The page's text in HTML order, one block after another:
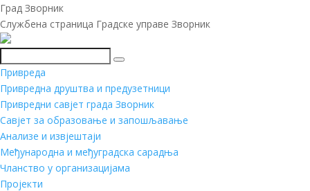
Град Зворник
Службена страница Градске управе Зворник
Претражи
Привреда
Привредна друштва и предузетници
Привредни савјет града Зворник
Савјет за образовање и запошљавање
Анализе и извјештаји
Међународна и међуградска сарадња
Чланство у организацијама
Пројекти